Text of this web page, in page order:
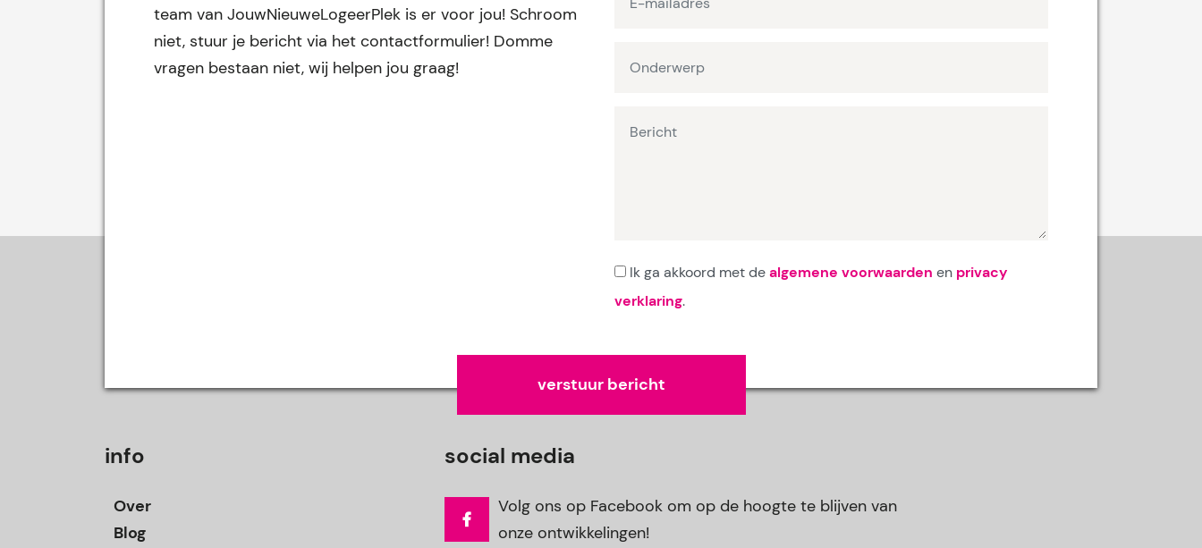
team van JouwNieuweLogeerPlek is er voor jou! Schroom
niet, stuur je bericht via het contactformulier! Domme
vragen bestaan niet, wij helpen jou graag!
Ik ga akkoord met dealgemene voorwaarden en privacy
verklaring.
info
Over
Blog
social media
Volg ons op Facebook om op de hoogte te blijven van
onze ontwikkelingen!